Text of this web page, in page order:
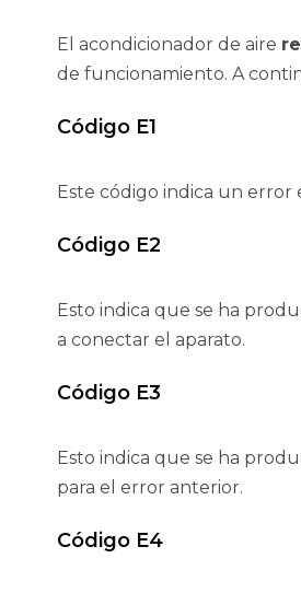
El acondicionador de aire
de funcionamiento. A
Código E1
Este código indica un
Código E2
Esto indica que se ha
a conectar el aparato.
Código E3
Esto indica que se ha
para el error anterior.
Código E4